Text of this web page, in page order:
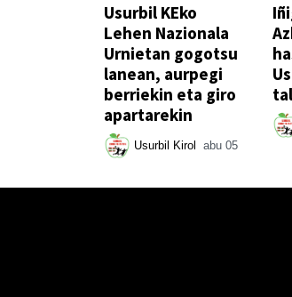
Usurbil KEko
Lehen Nazionala
Urnietan gogotsu
lanean, aurpegi
berriekin eta giro
apartarekin
Usurbil Kirol abu 05